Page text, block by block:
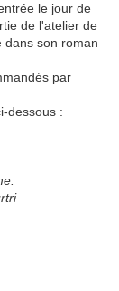
le jour de
de l'atelier de
dans son roman
par
dessous :